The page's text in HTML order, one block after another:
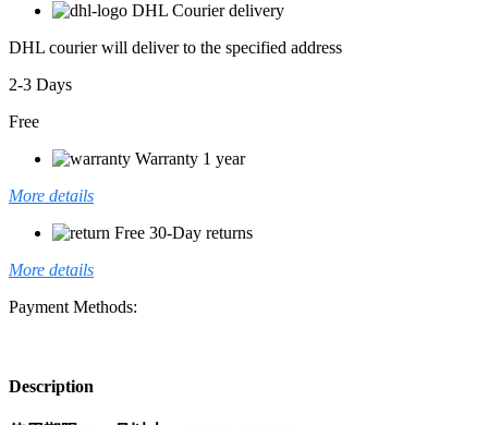
DHL Courier delivery
DHL courier will deliver to the specified address
2-3 Days
Free
Warranty 1 year
More details
Free 30-Day returns
More details
Payment Methods:
Description